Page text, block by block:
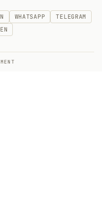
WHATSAPP
TELEGRAM